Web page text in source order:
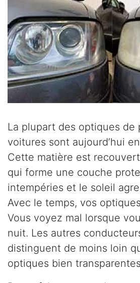
La plupart des optiques de
voitures sont aujourd’hui
Cette matière est
qui forme une couche
intempéries et le soleil
Avec le temps, vos
Vous voyez mal lorsque
nuit. Les autres
distinguent de moins loin
optiques bien